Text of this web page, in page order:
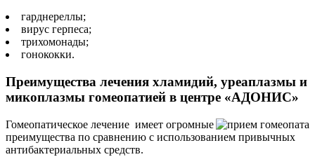
гарднереллы;
вирус герпеса;
трихомонады;
гонококки.
Преимущества лечения хламидий, уреаплазмы и
микоплазмы гомеопатией в центре «АДОНИС»
Гомеопатическое лечение имеет огромные
преимущества по сравнению с использованием привычных
антибактериальных средств.